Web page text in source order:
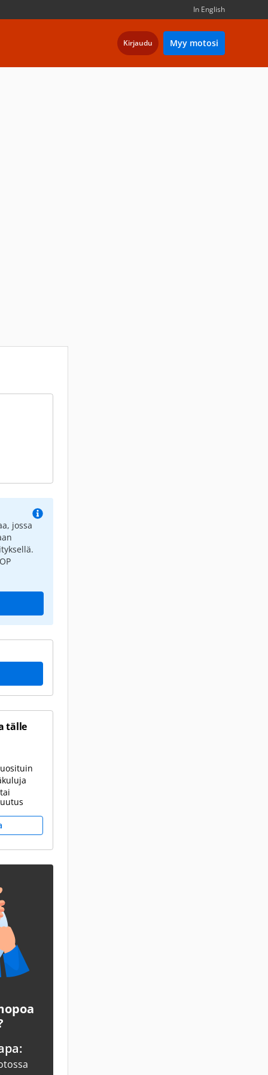
In English
Kirjaudu Myy motosi
jossa
tälle